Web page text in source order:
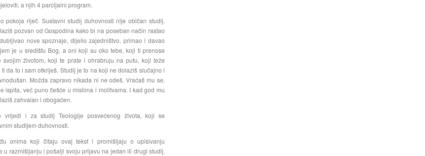
a njih 4 parcijalni program.
pokoja riječ. Sustavni studij duhovnosti nije običan studij.
pozvan od Gospodina kako bi na poseban način rastao
nove spoznaje, dijelio zajedništvo, primao i davao
je u središtu Bog, a oni koji su oko tebe, koji ti prenose
svojim životom, koji te prate i ohrabruju na putu, koji teže
da to i sam otkriješ. Studij je to na koji ne dolaziš slučajno i
Možda zapravo nikada ni ne odeš. Vraćaš mu se,
ispita, već puno češće u mislima i molitvama. I kad god mu
zahvalan i obogaćen.
vrijedi i za studij Teologije posvećenog života, koji se
studijem duhovnosti.
onima koji čitaju ovaj tekst i promišljaju o upisivanju
u razmišljanju i pošalji svoju prijavu na jedan ili drugi studij.